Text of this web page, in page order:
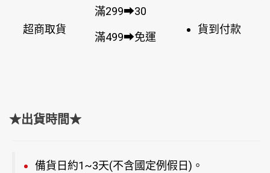
超商取貨
滿299➡30
滿499➡免運
貨到付款
★出貨時間★
備貨日約1~3天(不含國定例假日)。